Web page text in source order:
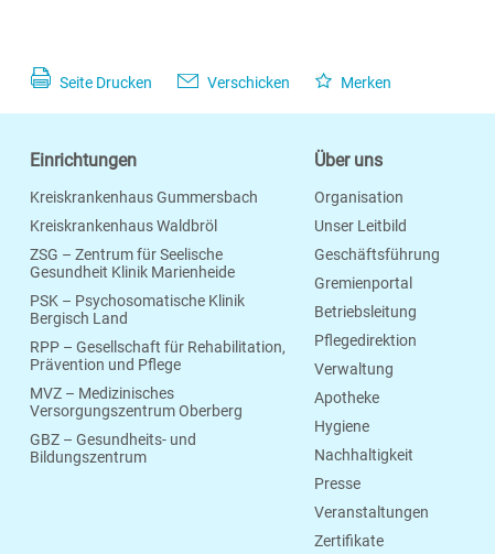
Seite Drucken Verschicken Merken
Einrichtungen
Kreiskrankenhaus Gummersbach
Kreiskrankenhaus Waldbröl
ZSG – Zentrum für Seelische
Gesundheit Klinik Marienheide
PSK – Psychosomatische Klinik
Bergisch Land
RPP – Gesellschaft für Rehabilitation,
Prävention und Pflege
MVZ – Medizinisches
Versorgungszentrum Oberberg
GBZ – Gesundheits- und
Bildungszentrum
Über uns
Organisation
Unser Leitbild
Geschäftsführung
Gremienportal
Betriebsleitung
Pflegedirektion
Verwaltung
Apotheke
Hygiene
Nachhaltigkeit
Presse
Veranstaltungen
Zertifikate